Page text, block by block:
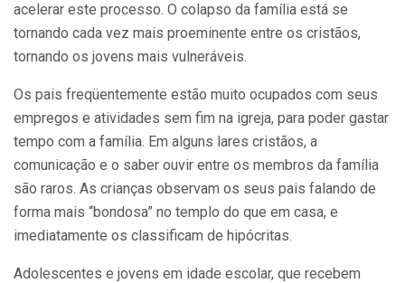
acelerar este processo. O colapso da família está se
tornando cada vez mais proeminente entre os cristãos,
tornando os jovens mais vulneráveis.
Os pais freqüentemente estão muito ocupados com seus
empregos e atividades sem fim na igreja, para poder gastar
tempo com a família. Em alguns lares cristãos, a
comunicação e o saber ouvir entre os membros da família
são raros. As crianças observam os seus pais falando de
forma mais “bondosa” no templo do que em casa, e
imediatamente os classificam de hipócritas.
Adolescentes e jovens em idade escolar, que recebem